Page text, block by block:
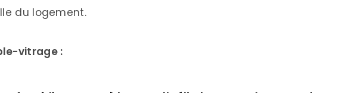
du logement.
vitrage :